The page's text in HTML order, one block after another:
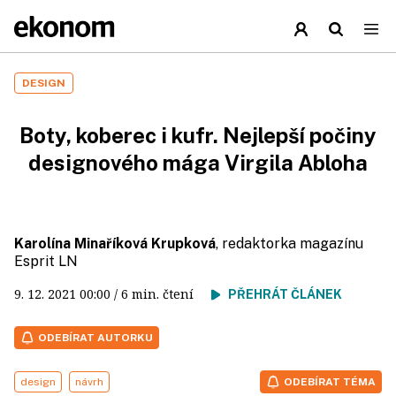
DESIGN
Boty, koberec i kufr. Nejlepší počiny
designového mága Virgila Abloha
Karolína Minaříková Krupková, redaktorka magazínu
Esprit LN
9. 12. 2021 00:00 / 6 min. čtení PŘEHRÁT ČLÁNEK
ODEBÍRAT AUTORKU
design návrh ODEBÍRAT TÉMA